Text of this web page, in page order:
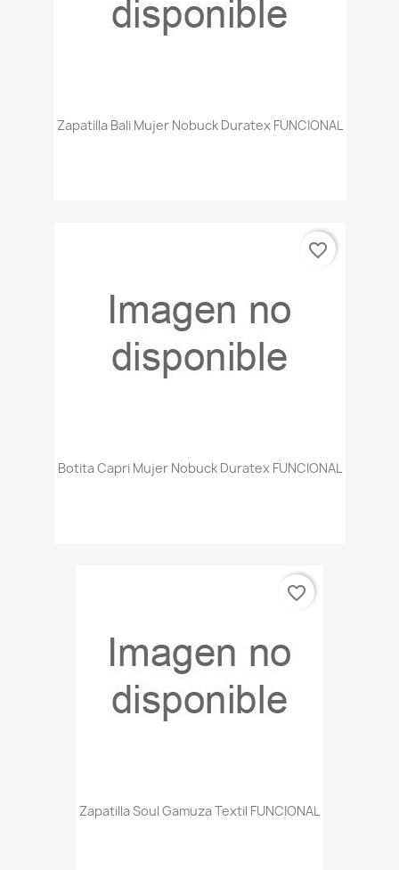
Zapatilla Bali Mujer Nobuck Duratex FUNCIONAL
Botita Capri Mujer Nobuck Duratex FUNCIONAL
favorite_border
Zapatilla Soul Gamuza Textil FUNCIONAL
favorite_border